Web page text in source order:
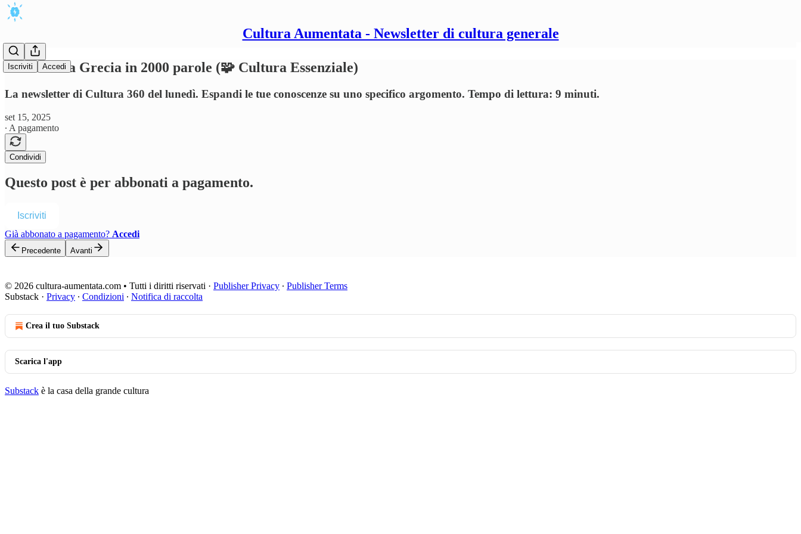
Cultura Aumentata - Newsletter di cultura generale
Iscriviti Accedi
Storia della Grecia in 2000 parole (🧩 Cultura Essenziale)
La newsletter di Cultura 360 del lunedì. Espandi le tue conoscenze su uno specifico argomento. Tempo di lettura: 9 minuti.
set 15, 2025
∙ A pagamento
Condividi
Questo post è per abbonati a pagamento.
Iscriviti
Già abbonato a pagamento? Accedi
Precedente Avanti
© 2026 cultura-aumentata.com • Tutti i diritti riservati · Publisher Privacy ∙ Publisher Terms
Substack · Privacy ∙ Condizioni ∙ Notifica di raccolta
Crea il tuo Substack
Scarica l'app
Substack è la casa della grande cultura